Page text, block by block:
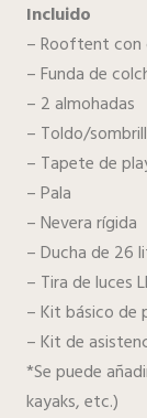
Incluido
– Rooftent con
– Funda de
– 2 almohadas
– Toldo/
– Tapete de
– Pala
– Nevera rígida
– Ducha de 26
– Tira de luces
– Kit básico de
– Kit de
*Se puede
kayaks, etc.)